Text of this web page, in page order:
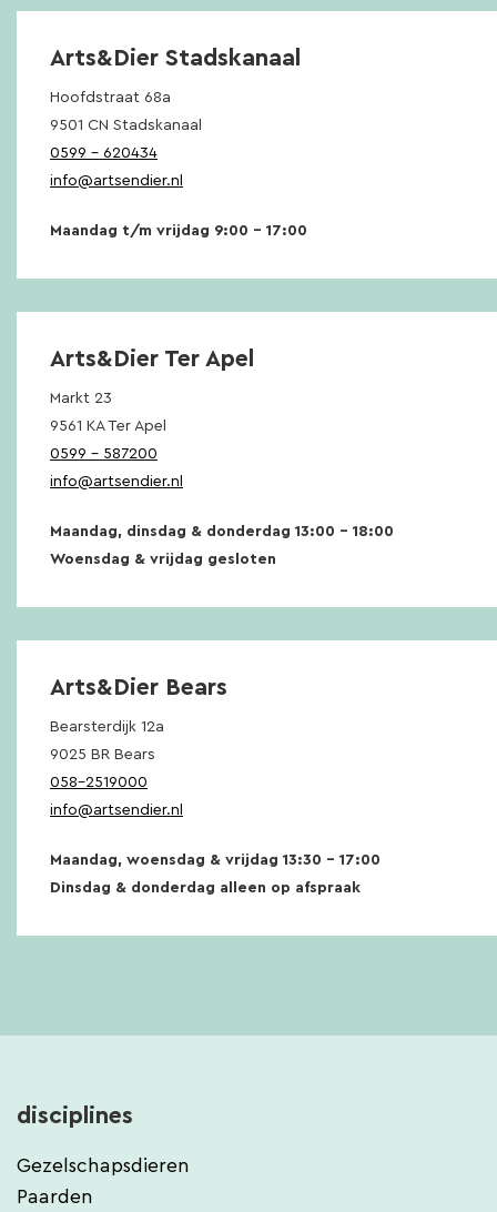
Arts&Dier Stadskanaal
Hoofdstraat 68a
9501 CN Stadskanaal
0599 – 620434
info@artsendier.nl
Maandag t/m vrijdag 9:00 – 17:00
Arts&Dier Ter Apel
Markt 23
9561 KA Ter Apel
0599 – 587200
info@artsendier.nl
Maandag, dinsdag & donderdag 13:00 – 18:00
Woensdag & vrijdag gesloten
Arts&Dier Bears
Bearsterdijk 12a
9025 BR Bears
058-2519000
info@artsendier.nl
Maandag, woensdag & vrijdag 13:30 – 17:00
Dinsdag & donderdag alleen op afspraak
disciplines
Gezelschapsdieren
Paarden